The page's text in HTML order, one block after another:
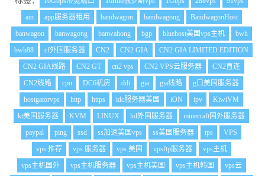
ain
app服务器租用 bandwagon bandwagong
BandwagonHost
banwagon
banwagong banwahong bgp bluehost美国vps主机
bwh
bwh88
cf外国服务器 CN2 CN2 GIA
CN2 GIA LIMITED EDITION
CN2 GIA线路
CN2 GT cn2 vps CN2 VPS云服务器
CN2直连
CN2线路
cpu DC6机房 ddi gia gia线路
g口美国服务器
hostgatorvps
http https idc服务器美国 iON ipv
KiwiVM
kt美国服务器
KVM LINUX lol外国服务器
minecraft国外服务器
paypal
ping ssd ss加速美国vps ss美国服务器 tps
VPS
vps 推荐
vps 服务器 vps 美国 vpsftp服务器
vps主机
vps主机国外
vps主机服务器 vps主机美国 vps主机韩国
vps云